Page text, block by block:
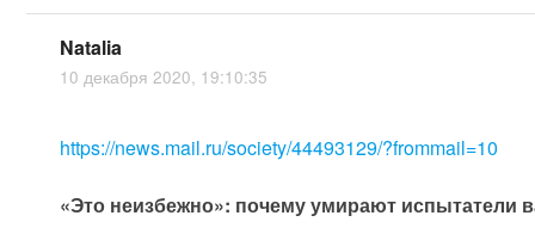
Natalia
10 декабря 2020, 19:10:35
https://news.mail.ru/society/44493129/?frommail=10
«Это неизбежно»: почему умирают испытатели